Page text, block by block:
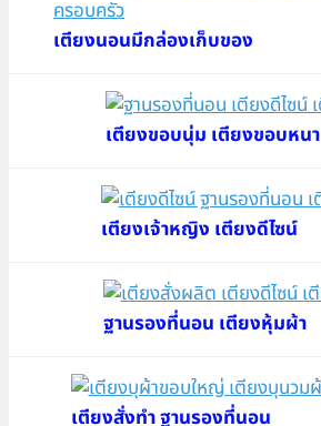
เตียงนอนมีกล่องเก็บของ
เตียงขอบนุ่ม เตียงขอบหนา
เตียงเจ้าหญิง เตียงดีไซน์
ฐานรองที่นอน เตียงหุ้มผ้า
เตียงสั่งทำ ฐานรองที่นอน